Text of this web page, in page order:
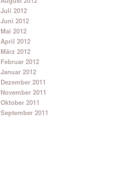
Juli 2012
Juni 2012
Mai 2012
April 2012
März 2012
Februar 2012
Januar 2012
Dezember 2011
November 2011
Oktober 2011
September 2011